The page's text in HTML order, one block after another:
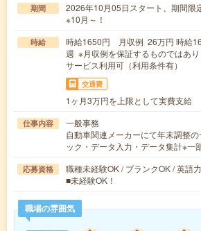
期間
2026年10月05日スタート、期間
※10月～！
時給
時給1650円 月収例 26万円 時給
週 ※月収例を保証するものではあ
サービス利用可（利用条件有）
交通費
1ヶ月3万円を上限として実費支給
仕事内容
一般事務
自動車関連メーカーにて年末調整
ック・データ入力・データ集計※
応募資格
職種未経験OK / ブランクOK / 英語
■未経験OK！
職場の雰囲気